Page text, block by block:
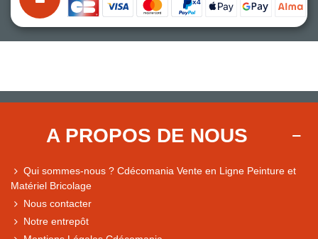
A PROPOS DE NOUS
Qui sommes-nous ? Cdécomania Vente en Ligne Peinture et
Matériel Bricolage
Nous contacter
Notre entrepôt